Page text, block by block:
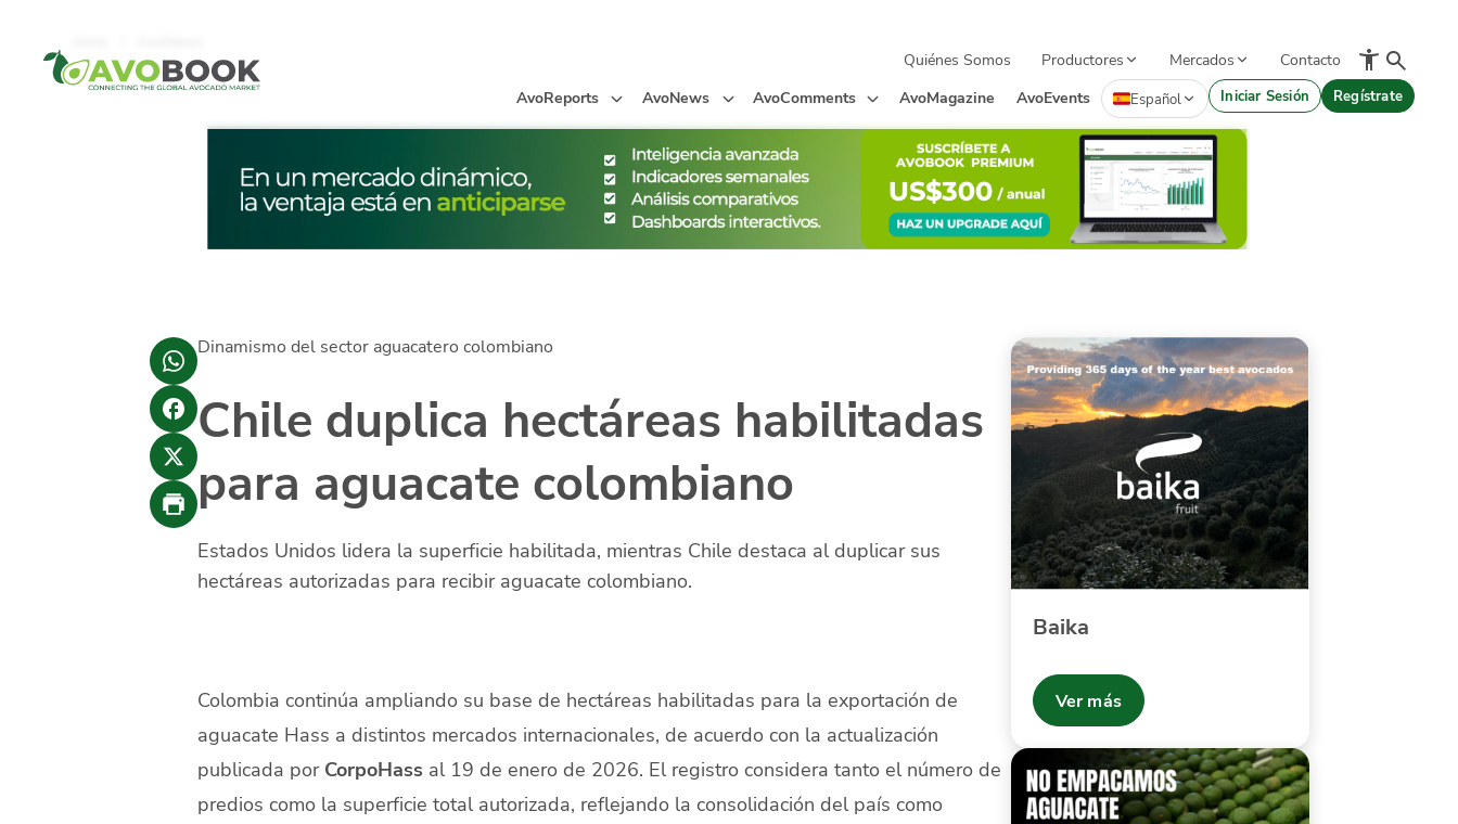
Quiénes Somos Productores Mercados
Contacto
AvoReports
AvoNews AvoComments AvoMagazine AvoEvents Español Iniciar Sesión Regístrate
Dinamismo del sector aguacatero colombiano
Chile duplica hectáreas habilitadas
para aguacate colombiano
Estados Unidos lidera la superficie habilitada, mientras Chile destaca al duplicar sus
hectáreas autorizadas para recibir aguacate colombiano.
Colombia continúa ampliando su base de hectáreas habilitadas para la exportación de
aguacate Hass a distintos mercados internacionales, de acuerdo con la actualización
publicada por CorpoHass al 19 de enero de 2026. El registro considera tanto el número de
predios como la superficie total autorizada, reflejando la consolidación del país como
Baika
Ver más